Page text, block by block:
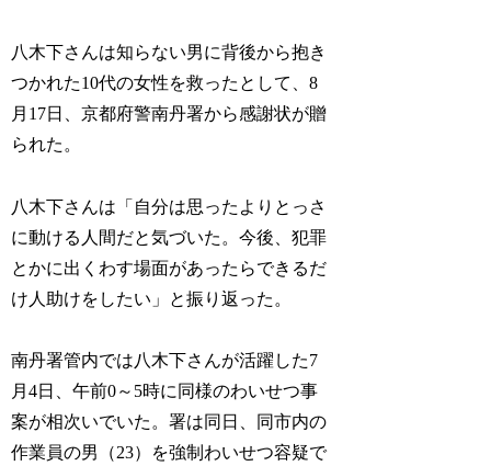
八木下さんは知らない男に背後から抱き
つかれた10代の女性を救ったとして、8
月17日、京都府警南丹署から感謝状が贈
られた。
八木下さんは「自分は思ったよりとっさ
に動ける人間だと気づいた。今後、犯罪
とかに出くわす場面があったらできるだ
け人助けをしたい」と振り返った。
南丹署管内では八木下さんが活躍した7
月4日、午前0～5時に同様のわいせつ事
案が相次いでいた。署は同日、同市内の
作業員の男（23）を強制わいせつ容疑で